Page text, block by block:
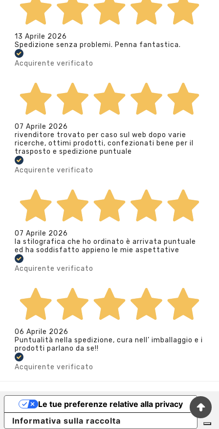
13 Aprile 2026
Spedizione senza problemi. Penna fantastica.
Acquirente verificato
07 Aprile 2026
rivenditore trovato per caso sul web dopo varie
ricerche, ottimi prodotti, confezionati bene per il
trasposto e spedizione puntuale
Acquirente verificato
07 Aprile 2026
la stilografica che ho ordinato è arrivata puntuale
ed ha soddisfatto appieno le mie aspettative
Acquirente verificato
06 Aprile 2026
Puntualità nella spedizione, cura nell’ imballaggio e i
prodotti parlano da se!!
Acquirente verificato
Informativa sulla raccolta
Le tue preferenze relative alla privacy